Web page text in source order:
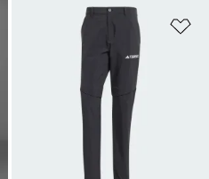
Añadir a la lista de deseos